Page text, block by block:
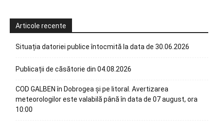
Articole recente
Situația datoriei publice întocmită la data de 30.06.2026
Publicații de căsătorie din 04.08.2026
COD GALBEN în Dobrogea și pe litoral. Avertizarea
meteorologilor este valabilă până în data de 07 august, ora
10:00